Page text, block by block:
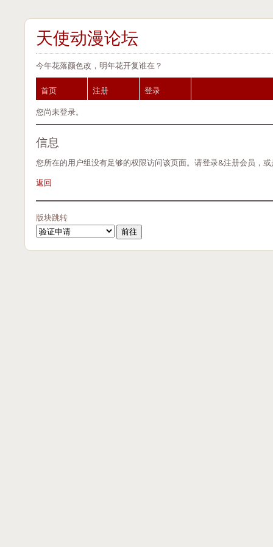
天使动漫论坛
今年花落颜色改，明年花开复谁在？
首页 注册
登录
您尚未登录。
信息
您所在的用户组没有足够的权限访问该页面。请登录&注册会员，
返回
版块跳转